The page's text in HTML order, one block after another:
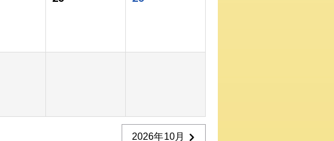
2026年10月